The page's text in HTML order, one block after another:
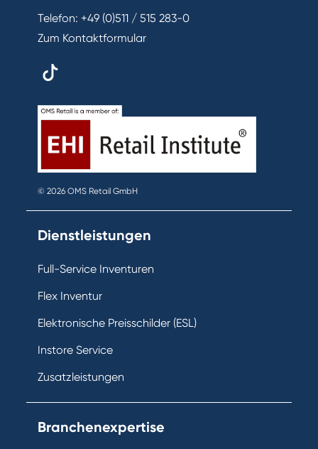
Telefon: +49 (0)511 / 515 283-0
Zum Kontaktformular
© 2026 OMS Retail GmbH
Dienstleistungen
Full-Service Inventuren
Flex Inventur
Elektronische Preisschilder (ESL)
Instore Service
Zusatzleistungen
Branchenexpertise